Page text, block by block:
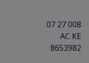
07 27 008
AC KE
8653982